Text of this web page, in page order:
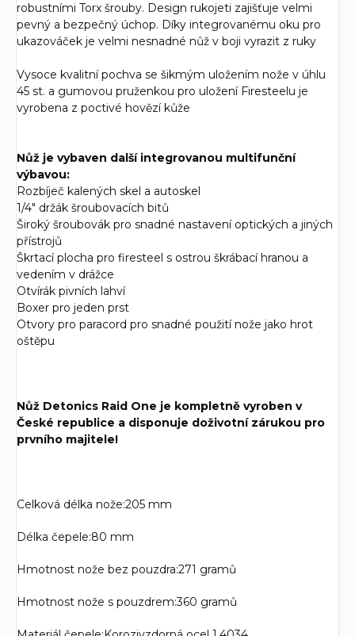
robustními Torx šrouby. Design rukojeti zajišťuje velmi
pevný a bezpečný úchop. Díky integrovanému oku pro
ukazováček je velmi nesnadné nůž v boji vyrazit z ruky
Vysoce kvalitní pochva se šikmým uložením nože v úhlu
45 st. a gumovou pruženkou pro uložení Firesteelu je
vyrobena z poctivé hovězí kůže
Nůž je vybaven další integrovanou multifunční
výbavou:
Rozbíječ kalených skel a autoskel
1/4" držák šroubovacích bitů
Široký šroubovák pro snadné nastavení optických a jiných
přístrojů
Škrtací plocha pro firesteel s ostrou škrábací hranou a
vedením v drážce
Otvírák pivních lahví
Boxer pro jeden prst
Otvory pro paracord pro snadné použití nože jako hrot
oštěpu
Nůž Detonics Raid One je kompletně vyroben v
České republice a disponuje doživotní zárukou pro
prvního majitele!
Celková délka nože:205 mm
Délka čepele:80 mm
Hmotnost nože bez pouzdra:271 gramů
Hmotnost nože s pouzdrem:360 gramů